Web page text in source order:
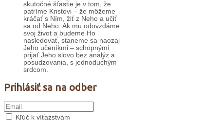
skutočné šťastie je v tom, že
patríme Kristovi – že môžeme
kráčať s Ním, žiť z Neho a učiť
sa od Neho. Ak mu odovzdáme
svoj život a budeme Ho
nasledovať, staneme sa naozaj
Jeho učeníkmi – schopnými
prijať Jeho slovo bez analýz a
posudzovania, s jednoduchým
srdcom.
Prihlásiť sa na odber
Kľúč k víťazstvám